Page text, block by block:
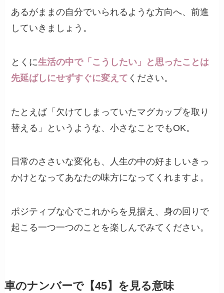
あるがままの自分でいられるような方向へ、前進
していきましょう。
とくに生活の中で「こうしたい」と思ったことは
先延ばしにせずすぐに変えて ください。
たとえば「欠けてしまっていたマグカップを取り
替える」というような、小さなことでもOK。
日常のささいな変化も、人生の中の好ましいきっ
かけとなってあなたの味方になってくれますよ。
ポジティブな心でこれからを見据え、身の回りで
起こる一つ一つのことを楽しんでみてください。
車のナンバーで【45】を見る意味